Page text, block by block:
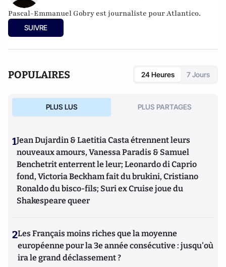
Pascal-Emmanuel Gobry est journaliste pour Atlantico.
SUIVRE
POPULAIRES 24 Heures 7 Jours
PLUS LUS PLUS PARTAGES
1Jean Dujardin & Laetitia Casta étrennent leurs
nouveaux amours, Vanessa Paradis & Samuel
Benchetrit enterrent le leur; Leonardo di Caprio
fond, Victoria Beckham fait du brukini, Cristiano
Ronaldo du bisco-fils; Suri ex Cruise joue du
Shakespeare queer
2Les Français moins riches que la moyenne
européenne pour la 3e année consécutive : jusqu'où
ira le grand déclassement ?